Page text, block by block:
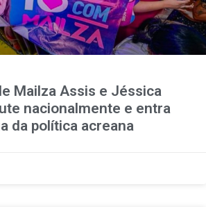
Mailza Assis e Jéssica
nacionalmente e entra
da política acreana